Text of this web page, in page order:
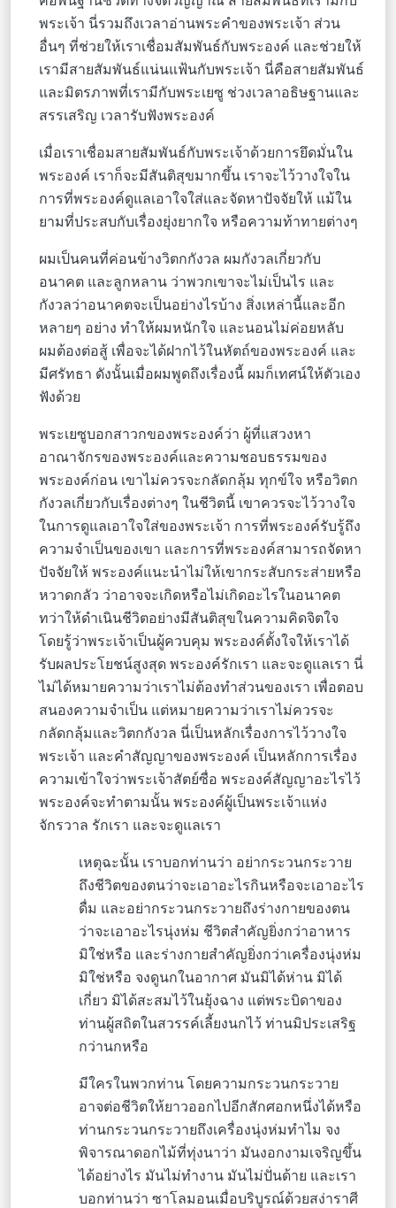
พระเจ้า นี่รวมถึงเวลาอ่านพระคำของพระเจ้า ส่วน
อื่นๆ ที่ช่วยให้เราเชื่อมสัมพันธ์กับพระองค์ และช่วยให้
เรามีสายสัมพันธ์แน่นแฟ้นกับพระเจ้า นี่คือสายสัมพันธ์
และมิตรภาพที่เรามีกับพระเยซู ช่วงเวลาอธิษฐานและ
สรรเสริญ เวลารับฟังพระองค์
เมื่อเราเชื่อมสายสัมพันธ์กับพระเจ้าด้วยการยึดมั่นใน
พระองค์ เราก็จะมีสันติสุขมากขึ้น เราจะไว้วางใจใน
การที่พระองค์ดูแลเอาใจใส่และจัดหาปัจจัยให้ แม้ใน
ยามที่ประสบกับเรื่องยุ่งยากใจ หรือความท้าทายต่างๆ
ผมเป็นคนที่ค่อนข้างวิตกกังวล ผมกังวลเกี่ยวกับ
อนาคต และลูกหลาน ว่าพวกเขาจะไม่เป็นไร และ
กังวลว่าอนาคตจะเป็นอย่างไรบ้าง สิ่งเหล่านี้และอีก
หลายๆ อย่าง ทำให้ผมหนักใจ และนอนไม่ค่อยหลับ
ผมต้องต่อสู้ เพื่อจะได้ฝากไว้ในหัตถ์ของพระองค์ และ
มีศรัทธา ดังนั้นเมื่อผมพูดถึงเรื่องนี้ ผมก็เทศน์ให้ตัวเอง
ฟังด้วย
พระเยซูบอกสาวกของพระองค์ว่า ผู้ที่แสวงหา
อาณาจักรของพระองค์และความชอบธรรมของ
พระองค์ก่อน เขาไม่ควรจะกลัดกลุ้ม ทุกข์ใจ หรือวิตก
กังวลเกี่ยวกับเรื่องต่างๆ ในชีวิตนี้ เขาควรจะไว้วางใจ
ในการดูแลเอาใจใส่ของพระเจ้า การที่พระองค์รับรู้ถึง
ความจำเป็นของเขา และการที่พระองค์สามารถจัดหา
ปัจจัยให้ พระองค์แนะนำไม่ให้เขากระสับกระส่ายหรือ
หวาดกลัว ว่าอาจจะเกิดหรือไม่เกิดอะไรในอนาคต
ทว่าให้ดำเนินชีวิตอย่างมีสันติสุขในความคิดจิตใจ
โดยรู้ว่าพระเจ้าเป็นผู้ควบคุม พระองค์ตั้งใจให้เราได้
รับผลประโยชน์สูงสุด พระองค์รักเรา และจะดูแลเรา นี่
ไม่ได้หมายความว่าเราไม่ต้องทำส่วนของเรา เพื่อตอบ
สนองความจำเป็น แต่หมายความว่าเราไม่ควรจะ
กลัดกลุ้มและวิตกกังวล นี่เป็นหลักเรื่องการไว้วางใจ
พระเจ้า และคำสัญญาของพระองค์ เป็นหลักการเรื่อง
ความเข้าใจว่าพระเจ้าสัตย์ซื่อ พระองค์สัญญาอะไรไว้
พระองค์จะทำตามนั้น พระองค์ผู้เป็นพระเจ้าแห่ง
จักรวาล รักเรา และจะดูแลเรา
เหตุฉะนั้น เราบอกท่านว่า อย่ากระวนกระวาย
ถึงชีวิตของตนว่าจะเอาอะไรกินหรือจะเอาอะไร
ดื่ม และอย่ากระวนกระวายถึงร่างกายของตน
ว่าจะเอาอะไรนุ่งห่ม ชีวิตสำคัญยิ่งกว่าอาหาร
มิใช่หรือ และร่างกายสำคัญยิ่งกว่าเครื่องนุ่งห่ม
มิใช่หรือ จงดูนกในอากาศ มันมิได้ห่าน มิได้
เกี่ยว มิได้สะสมไว้ในยุ้งฉาง แต่พระบิดาของ
ท่านผู้สถิตในสวรรค์เลี้ยงนกไว้ ท่านมิประเสริฐ
กว่านกหรือ
มีใครในพวกท่าน โดยความกระวนกระวาย
อาจต่อชีวิตให้ยาวออกไปอีกสักศอกหนึ่งได้หรือ
ท่านกระวนกระวายถึงเครื่องนุ่งห่มทำไม จง
พิจารณาดอกไม้ที่ทุ่งนาว่า มันงอกงามเจริญขึ้น
ได้อย่างไร มันไม่ทำงาน มันไม่ปั่นด้าย และเรา
บอกท่านว่า ซาโลมอนเมื่อบริบูรณ์ด้วยสง่าราศี